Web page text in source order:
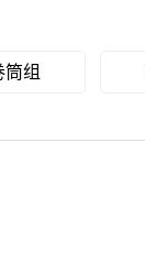
筒组